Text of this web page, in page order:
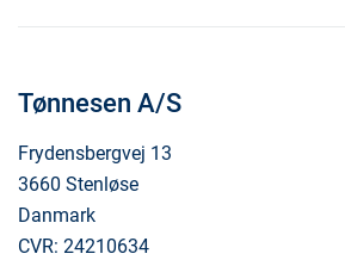
Tønnesen A/S
Frydensbergvej 13
3660 Stenløse
Danmark
CVR: 24210634